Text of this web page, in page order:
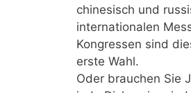
chinesisch und
internationalen
Kongressen sind
erste Wahl.
Oder brauchen Sie